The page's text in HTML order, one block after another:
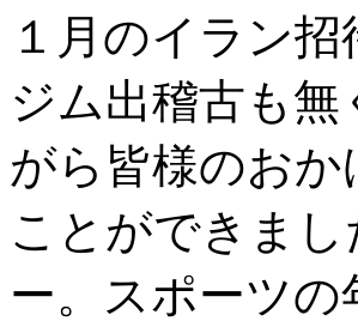
１月のイラン
ジム出稽古も
がら皆様のお
ことができま
ー。スポーツ